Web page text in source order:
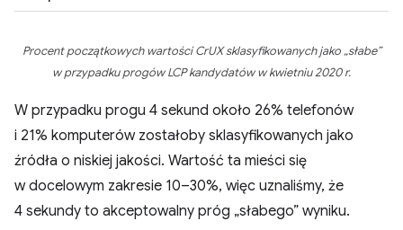
Procent początkowych wartości CrUX sklasyfikowanych jako „słabe”
w przypadku progów LCP kandydatów w kwietniu 2020 r.
W przypadku progu 4 sekund około 26% telefonów
i 21% komputerów zostałoby sklasyfikowanych jako
źródła o niskiej jakości. Wartość ta mieści się
w docelowym zakresie 10–30%, więc uznaliśmy, że
4 sekundy to akceptowalny próg „słabego” wyniku.